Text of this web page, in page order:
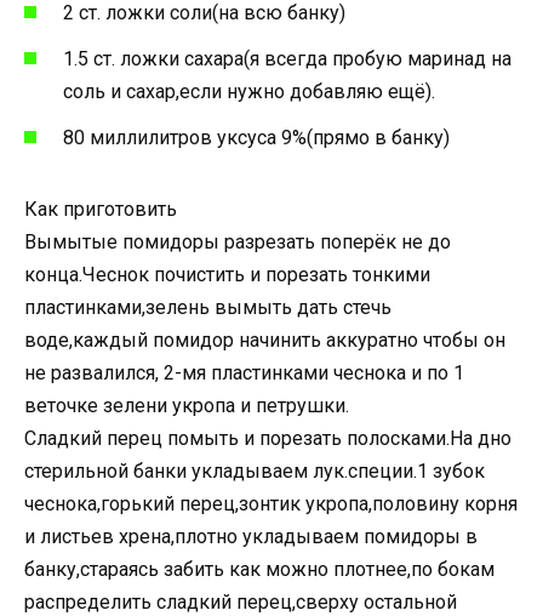
2 ст. ложки соли(на всю банку)
1.5 ст. ложки сахара(я всегда пробую маринад на
соль и сахар,если нужно добавляю ещё).
80 миллилитров уксуса 9%(прямо в банку)
Как приготовить
Вымытые помидоры разрезать поперёк не до
конца.Чеснок почистить и порезать тонкими
пластинками,зелень вымыть дать стечь
воде,каждый помидор начинить аккуратно чтобы он
не развалился, 2-мя пластинками чеснока и по 1
веточке зелени укропа и петрушки.
Сладкий перец помыть и порезать полосками.На дно
стерильной банки укладываем лук.специи.1 зубок
чеснока,горький перец,зонтик укропа,половину корня
и листьев хрена,плотно укладываем помидоры в
банку,стараясь забить как можно плотнее,по бокам
распределить сладкий перец,сверху остальной